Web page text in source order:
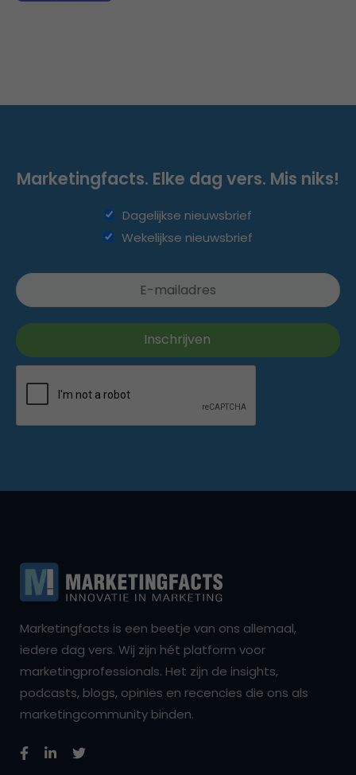
Marketingfacts. Elke dag vers. Mis niks!
Dagelijkse nieuwsbrief
Wekelijkse nieuwsbrief
Marketingfacts is een beetje van ons allemaal,
iedere dag vers. Wij zijn hét platform voor
marketingprofessionals. Het zijn de insights,
podcasts, blogs, opinies en recencies die ons als
marketingcommunity binden.